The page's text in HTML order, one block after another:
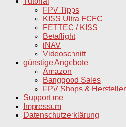
FPV Tipps
KISS Ultra FCFC
FETTEC / KISS
Betaflight
iNAV
Videoschnitt
günstige Angebote
Amazon
Banggood Sales
FPV Shops & Hersteller
Support me
Impressum
Datenschutzerklärung